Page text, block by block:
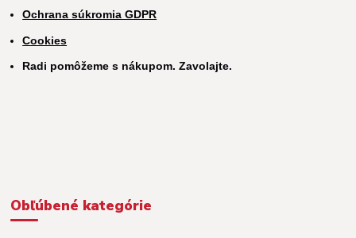
Ochrana súkromia GDPR
Cookies
Radi pomôžeme s nákupom. Zavolajte.
Obľúbené kategórie